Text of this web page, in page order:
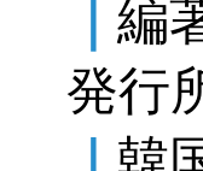
編
発行